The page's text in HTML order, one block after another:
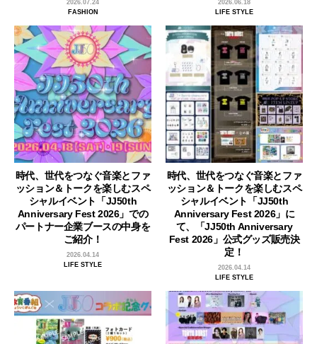
2026.07.24
FASHION
2026.06.18
LIFE STYLE
時代、世代をつなぐ音楽とファ
ッション＆トークを楽しむスペ
シャルイベント「JJ50th
Anniversary Fest 2026」での
パートナー企業ブースの中身を
ご紹介！
2026.04.14
LIFE STYLE
時代、世代をつなぐ音楽とファ
ッション＆トークを楽しむスペ
シャルイベント「JJ50th
Anniversary Fest 2026」に
て、「JJ50th Anniversary
Fest 2026」公式グッズ販売決
定！
2026.04.14
LIFE STYLE